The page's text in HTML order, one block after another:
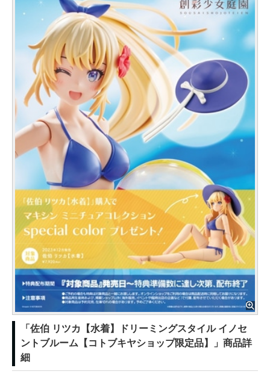
「佐伯 リツカ【水着】ドリーミングスタイル イノセ
ントブルーム【コトブキヤショップ限定品】」商品詳
細